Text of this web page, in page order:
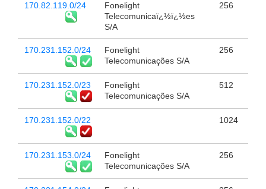
170.82.119.0/24
Fonelight
Telecomunicaï¿½ï¿½es
S/A
256
170.231.152.0/24
Fonelight
Telecomunicações S/A
256
170.231.152.0/23
Fonelight
Telecomunicações S/A
512
170.231.152.0/22 1024
170.231.153.0/24
Fonelight
Telecomunicações S/A
256